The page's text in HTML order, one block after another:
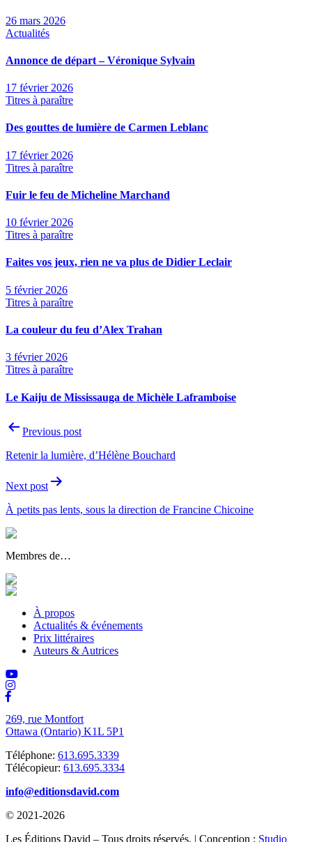
26 mars 2026
Actualités
Annonce de départ – Véronique Sylvain
17 février 2026
Titres à paraître
Des gouttes de lumière de Carmen Leblanc
17 février 2026
Titres à paraître
Fuir le feu de Micheline Marchand
10 février 2026
Titres à paraître
Faites vos jeux, rien ne va plus de Didier Leclair
5 février 2026
Titres à paraître
La couleur du feu d’Alex Trahan
3 février 2026
Titres à paraître
Le Kaiju de Mississauga de Michèle Laframboise
Navigation
l'article
Previous post
Retenir la lumière, d’Hélène Bouchard
Next post
À petits pas lents, sous la direction de Francine Chicoine
Membres de…
À propos
Actualités & événements
Prix littéraires
Auteurs & Autrices
269, rue Montfort
Ottawa (Ontario) K1L 5P1
Téléphone: 613.695.3339
Télécopieur: 613.695.3334
info@editionsdavid.com
© 2021-2026
Les Éditions David – Tous droits réservés. | Conception : Studio